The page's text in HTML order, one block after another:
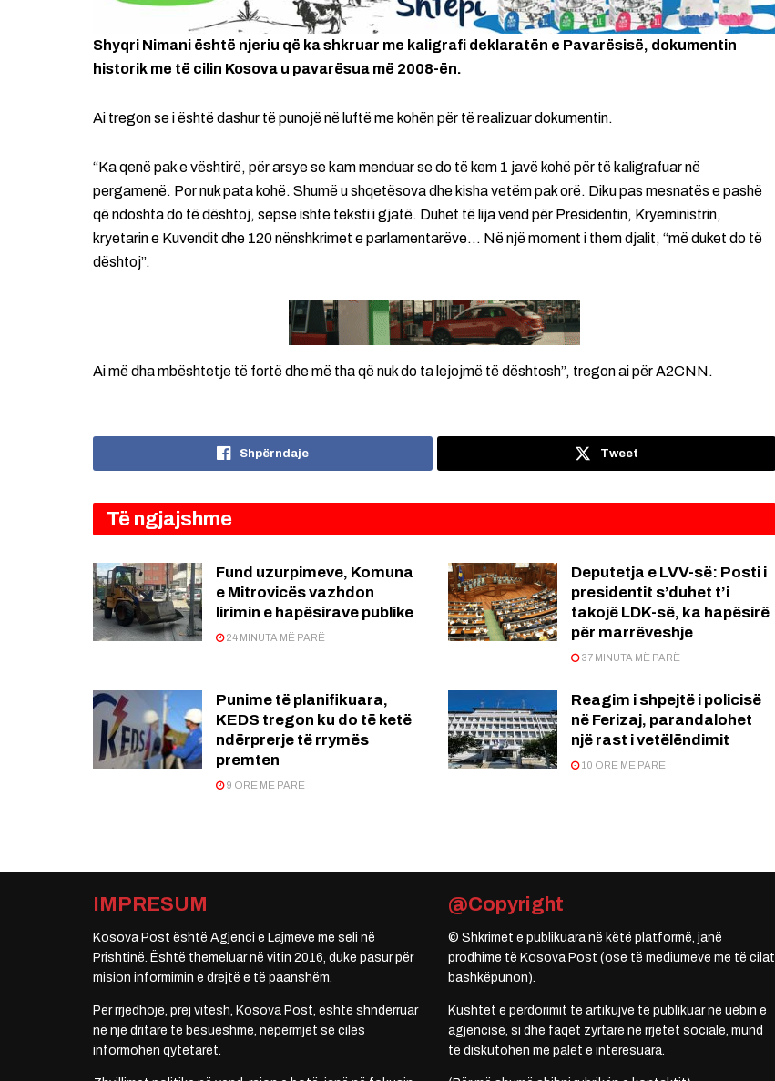
Shyqri Nimani është njeriu që ka shkruar me kaligrafi deklaratën e Pavarësisë, dokumentin
historik me të cilin Kosova u pavarësua më 2008-ën.
Ai tregon se i është dashur të punojë në luftë me kohën për të realizuar dokumentin.
“Ka qenë pak e vështirë, për arsye se kam menduar se do të kem 1 javë kohë për të kaligrafuar në
pergamenë. Por nuk pata kohë. Shumë u shqetësova dhe kisha vetëm pak orë. Diku pas mesnatës e pashë
që ndoshta do të dështoj, sepse ishte teksti i gjatë. Duhet të lija vend për Presidentin, Kryeministrin,
kryetarin e Kuvendit dhe 120 nënshkrimet e parlamentarëve… Në një moment i them djalit, “më duket do të
dështoj”.
Ai më dha mbështetje të fortë dhe më tha që nuk do ta lejojmë të dështosh”, tregon ai për A2CNN.
Shpërndaje Tweet
Të ngjajshme
Fund uzurpimeve, Komuna
e Mitrovicës vazhdon
lirimin e hapësirave publike
24 MINUTA MË PARË
Deputetja e LVV-së: Posti i
presidentit s’duhet t’i
takojë LDK-së, ka hapësirë
për marrëveshje
37 MINUTA MË PARË
Punime të planifikuara,
KEDS tregon ku do të ketë
ndërprerje të rrymës
premten
9 ORË MË PARË
Reagim i shpejtë i policisë
në Ferizaj, parandalohet
një rast i vetëlëndimit
10 ORË MË PARË
IMPRESUM
Kosova Post është Agjenci e Lajmeve me seli në
Prishtinë. Është themeluar në vitin 2016, duke pasur për
mision informimin e drejtë e të paanshëm.
Për rrjedhojë, prej vitesh, Kosova Post, është shndërruar
në një dritare të besueshme, nëpërmjet së cilës
informohen qytetarët.
@Copyright
© Shkrimet e publikuara në këtë platformë, janë
prodhime të Kosova Post (ose të mediumeve me të cilat
bashkëpunon).
Kushtet e përdorimit të artikujve të publikuar në uebin e
agjencisë, si dhe faqet zyrtare në rrjetet sociale, mund
të diskutohen me palët e interesuara.